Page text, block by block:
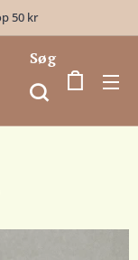
50 kr
Søg